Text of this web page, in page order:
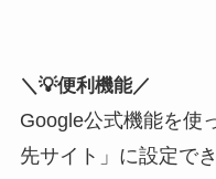
＼💡便利機能／
Google公式機能を使
先サイト」に設定でき